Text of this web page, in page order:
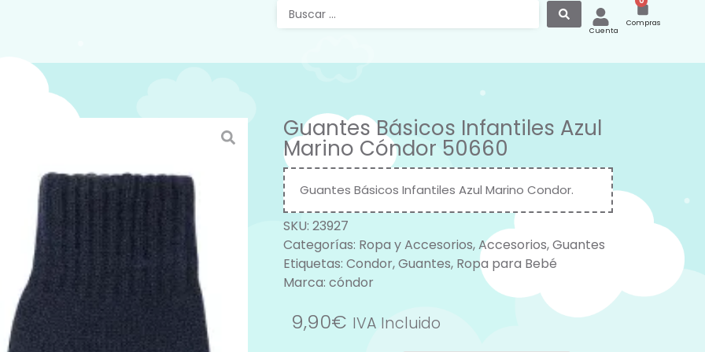
Cuenta
Compras
Guantes Básicos Infantiles Azul
Marino Cóndor 50660
Guantes Básicos Infantiles Azul Marino Condor.
SKU: 23927
Categorías: Ropa y Accesorios,Accesorios,Guantes
Etiquetas: Condor,Guantes, Ropa para Bebé
Marca: cóndor
9,90€ IVA Incluido